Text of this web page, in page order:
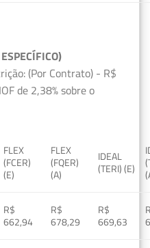
(Por Contrato) - R$
de 2,38% sobre o
FLEX
(FCER)
(E)
FLEX
(FQER)
(A)
IDEAL
(TERI) (E)
R$
662,94
R$
678,29
R$
669,63